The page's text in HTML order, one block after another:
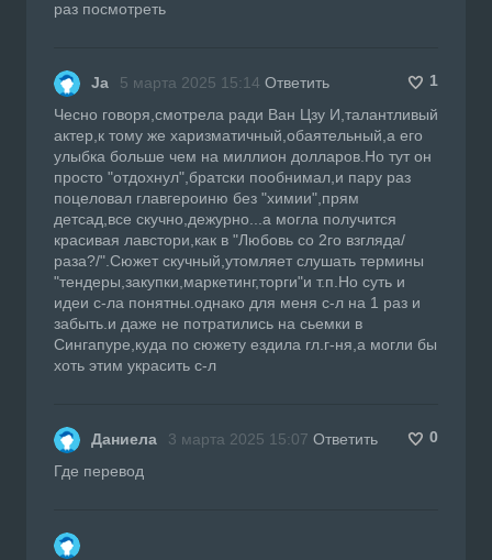
раз посмотреть
Ja 5 марта 2025 15:14 Ответить
1
Чесно говоря,смотрела ради Ван Цзу И,талантливый
актер,к тому же харизматичный,обаятельный,а его
улыбка больше чем на миллион долларов.Но тут он
просто "отдохнул",братски пообнимал,и пару раз
поцеловал главгероиню без "химии",прям
детсад,все скучно,дежурно...а могла получится
красивая лавстори,как в "Любовь со 2го взгляда/
раза?/".Сюжет скучный,утомляет слушать термины
"тендеры,закупки,маркетинг,торги"и т.п.Но суть и
идеи с-ла понятны.однако для меня с-л на 1 раз и
забыть.и даже не потратились на сьемки в
Сингапуре,куда по сюжету ездила гл.г-ня,а могли бы
хоть этим украсить с-л
Даниела 3 марта 2025 15:07 Ответить
0
Где перевод